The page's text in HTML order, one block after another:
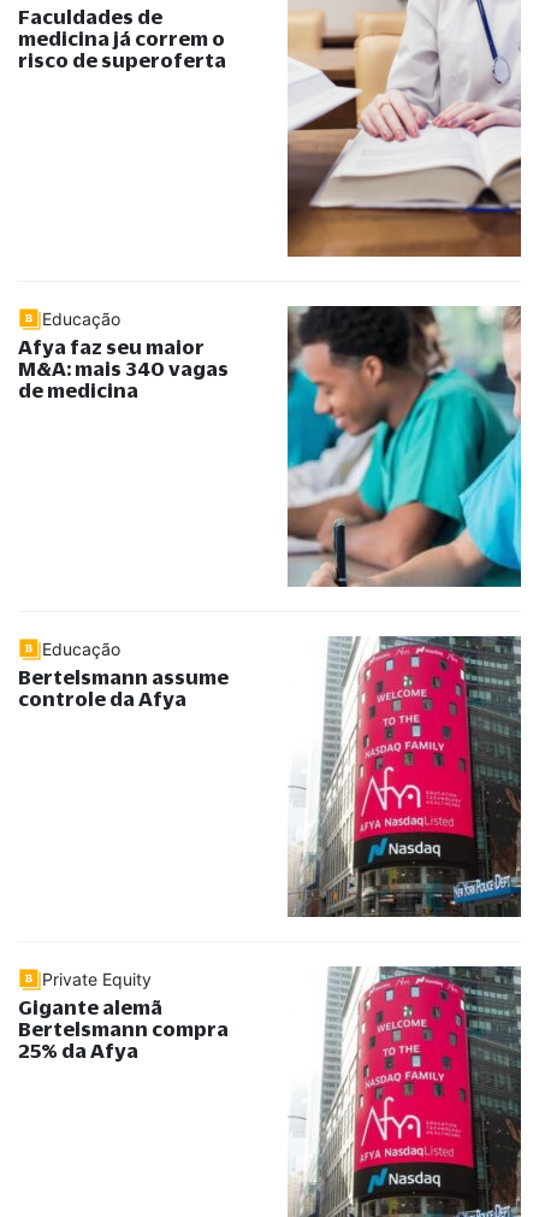
Faculdades de
medicina já correm o
risco de superoferta
Educação
Afya faz seu maior
M&A: mais 340 vagas
de medicina
Educação
Bertelsmann assume
controle da Afya
Private Equity
Gigante alemã
Bertelsmann compra
25% da Afya